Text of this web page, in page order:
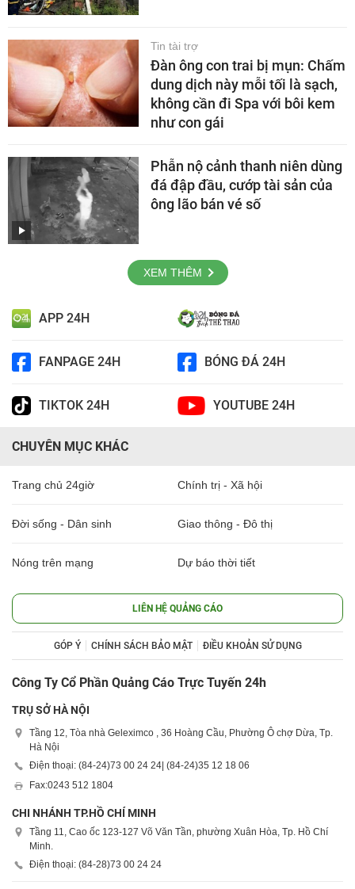
Tin tài trợ
Đàn ông con trai bị mụn: Chấm
dung dịch này mỗi tối là sạch,
không cần đi Spa với bôi kem
như con gái
Phẫn nộ cảnh thanh niên dùng
đá đập đầu, cướp tài sản của
ông lão bán vé số
XEM THÊM
APP 24H
FANPAGE 24H BÓNG ĐÁ 24H
TIKTOK 24H YOUTUBE 24H
CHUYÊN MỤC KHÁC
Trang chủ 24giờ Chính trị - Xã hội
Đời sống - Dân sinh Giao thông - Đô thị
Nóng trên mạng Dự báo thời tiết
LIÊN HỆ QUẢNG CÁO
GÓP Ý CHÍNH SÁCH BẢO MẬT ĐIỀU KHOẢN SỬ DỤNG
Công Ty Cổ Phần Quảng Cáo Trực Tuyến 24h
TRỤ SỞ HÀ NỘI
Tầng 12, Tòa nhà Geleximco , 36 Hoàng Cầu, Phường Ô chợ Dừa, Tp.
Hà Nội
Điện thoại: (84-24)73 00 24 24| (84-24)35 12 18 06
Fax:0243 512 1804
CHI NHÁNH TP.HỒ CHÍ MINH
Tầng 11, Cao ốc 123-127 Võ Văn Tần, phường Xuân Hòa, Tp. Hồ Chí
Minh.
Điện thoại: (84-28)73 00 24 24